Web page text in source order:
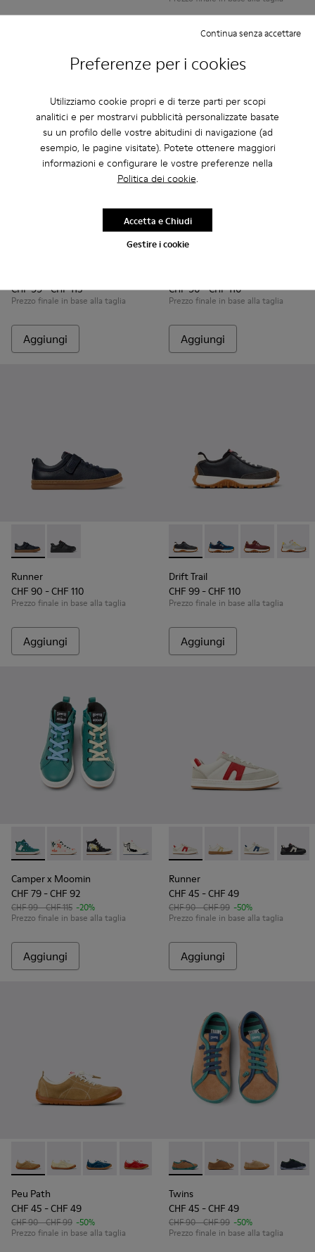
Preferenze per i cookies
Utilizziamo cookie propri e di terze parti per scopi
analitici e per mostrarvi pubblicità personalizzate basate
su un profilo delle vostre abitudini di navigazione (ad
esempio, le pagine visitate). Potete ottenere maggiori
informazioni e configurare le vostre preferenze nella
Politica dei cookie.
Gestire i cookie
Continua senza accettare
Accetta e Chiudi
Aggiungi
Pelotas - K800316-004 - Scarpe blu in pelle e tessuto per
Pelotas - K800316-003 - Scarpe nere in pelle e
CHF 99 - CHF 115
Prezzo finale in base alla taglia
Aggiungi
Runner - K800319-001 -
CHF 90 - CHF 110
Prezzo finale in base alla taglia
Aggiungi
Runner - K800319-006 - Sneakers blu in pelle e tessuto per
Runner - K800319-001 - Sneakers nere in pelle e
Runner
CHF 90 - CHF 110
Prezzo finale in base alla taglia
Aggiungi
Drift Trail - K800548-004 -
Drift Trail -Drift Trail -
Drift
Drift Trail
CHF 99 - CHF 110
Prezzo finale in base alla taglia
Aggiungi
Camper x Moomin - K900261-013 - Sneakers in pelle verdi
Camper x Moomin - K900261-012
Camper x Moomin - K900261-010
Camper x Moomin - K900261-009
Camper x Moomin - K900261-
Camper x Moomin
CHF 79 - CHF 92
CHF 99 - CHF 115 -20%
Prezzo finale in base alla taglia
Aggiungi
Runner - K800653-008 -
Runner - K800653-
Runner -
Runner
CHF 45 - CHF 49
CHF 90 - CHF 99 -50%
Prezzo finale in base alla taglia
Aggiungi
Peu Path - K800694-004 - Sneakers marroni in nabuk per
Peu Path - K800694-003 - Sneakers in nabuk giallo
Peu Path - K800694-002 - Sneakers in pelle
Peu Path - K800694-001 - Sneakers
Peu Path
CHF 45 - CHF 49
CHF 90 - CHF 99 -50%
Prezzo finale in base alla taglia
Twins - K800663-004 -
Twins - K800663-
Twins -Twins
Twins
CHF 45 - CHF 49
CHF 90 - CHF 99 -50%
Prezzo finale in base alla taglia